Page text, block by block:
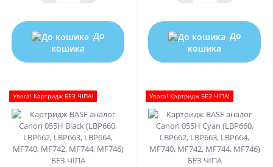
До
кошика
До
кошика
Увага! Картридж БЕЗ ЧІПА! Увага! Картридж БЕЗ ЧІПА!